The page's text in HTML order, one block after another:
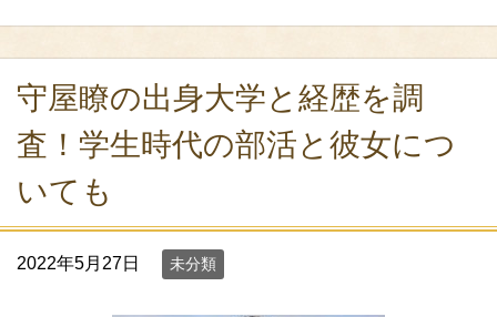
守屋瞭の出身大学と経歴を調
査！学生時代の部活と彼女につ
いても
2022年5月27日 未分類